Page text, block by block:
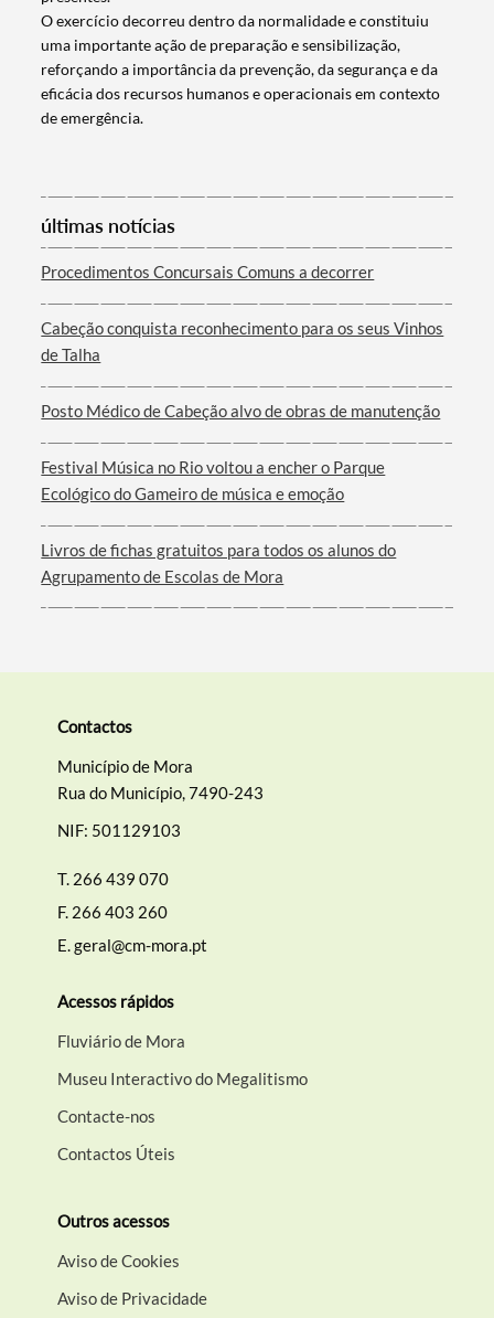
Termo de Pesquisa
O exercício decorreu dentro da normalidade e constituiu
uma importante ação de preparação e sensibilização,
reforçando a importância da prevenção, da segurança e da
eficácia dos recursos humanos e operacionais em contexto
de emergência.
últimas notícias
Procedimentos Concursais Comuns a decorrer
Cabeção conquista reconhecimento para os seus Vinhos
de Talha
Posto Médico de Cabeção alvo de obras de manutenção
Festival Música no Rio voltou a encher o Parque
Ecológico do Gameiro de música e emoção
Livros de fichas gratuitos para todos os alunos do
Agrupamento de Escolas de Mora
Contactos
Município de Mora
Rua do Município, 7490-243
NIF: 501129103
T. 266 439 070
F. 266 403 260
E.geral@cm-mora.pt
Acessos rápidos
Fluviário de Mora
Museu Interactivo do Megalitismo
Contacte-nos
Contactos Úteis
Outros acessos
Aviso de Cookies
Aviso de Privacidade